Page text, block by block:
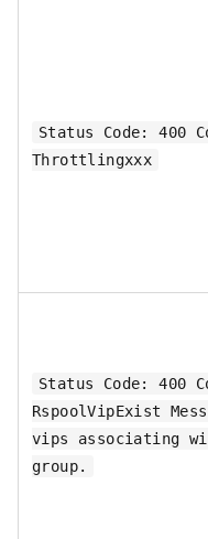
Status Code: 400
Throttlingxxx
Status Code: 400
RspoolVipExist
vips associating
group.